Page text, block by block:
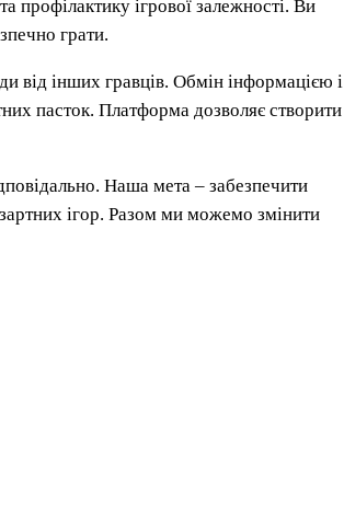
профілактику ігрової залежності. Ви
грати.
від інших гравців. Обмін інформацією і
пасток. Платформа дозволяє створити
Наша мета – забезпечити
ігор. Разом ми можемо змінити